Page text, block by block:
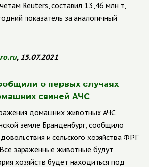
Reuters, составил 13,46 млн т,
показатель за аналогичный
, 15.07.2021
о первых случаях
свиней АЧС
домашних животных АЧС
земле Бранденбург, сообщило
и сельского хозяйства ФРГ
зараженные животные будут
хозяйств будет находиться под